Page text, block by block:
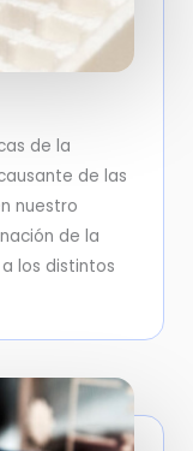
de la
de las
nuestro
de la
los distintos